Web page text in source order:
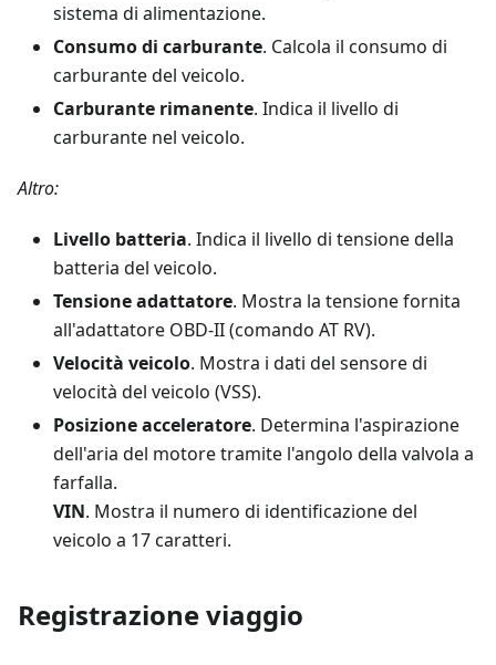
sistema di alimentazione.
Consumo di carburante. Calcola il consumo di
carburante del veicolo.
Carburante rimanente. Indica il livello di
carburante nel veicolo.
Altro:
Livello batteria. Indica il livello di tensione della
batteria del veicolo.
Tensione adattatore. Mostra la tensione fornita
all'adattatore OBD-II (comando AT RV).
Velocità veicolo. Mostra i dati del sensore di
velocità del veicolo (VSS).
Posizione acceleratore. Determina l'aspirazione
dell'aria del motore tramite l'angolo della valvola a
farfalla.
VIN. Mostra il numero di identificazione del
veicolo a 17 caratteri.
Registrazione viaggio